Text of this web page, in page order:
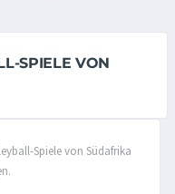
SPIELE VON
Spiele von Südafrika